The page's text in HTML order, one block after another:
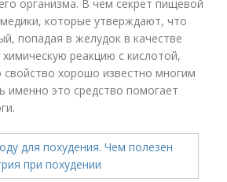
организма. В чем секрет пищевой
которые утверждают, что
попадая в желудок в качестве
химическую реакцию с кислотой,
свойство хорошо известно многим
именно это средство помогает